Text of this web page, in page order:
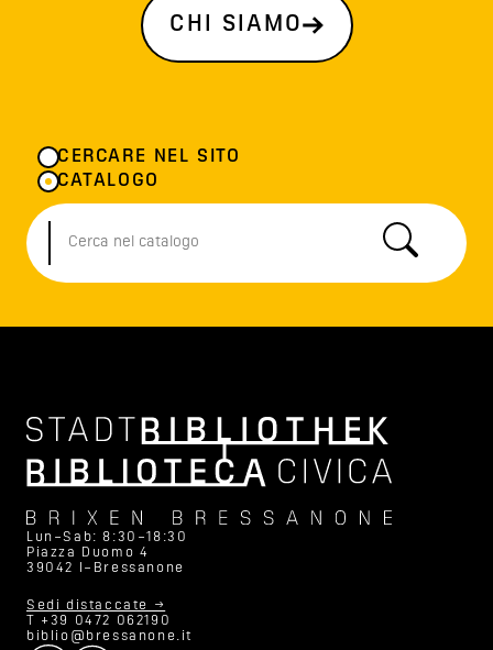
CHI SIAMO
CERCARE NEL SITO
CATALOGO
Lun–Sab: 8:30–18:30
Piazza Duomo 4
39042 I–Bressanone
Sedi distaccate →
T +39 0472 062190
biblio@bressanone.it